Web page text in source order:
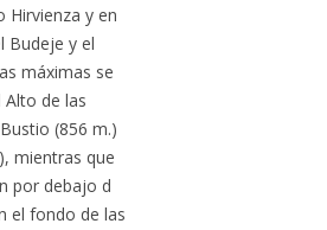
Hirvienza y en
Budeje y el
máximas se
de las
(856 m.)
mientras que
por debajo d
el fondo de las